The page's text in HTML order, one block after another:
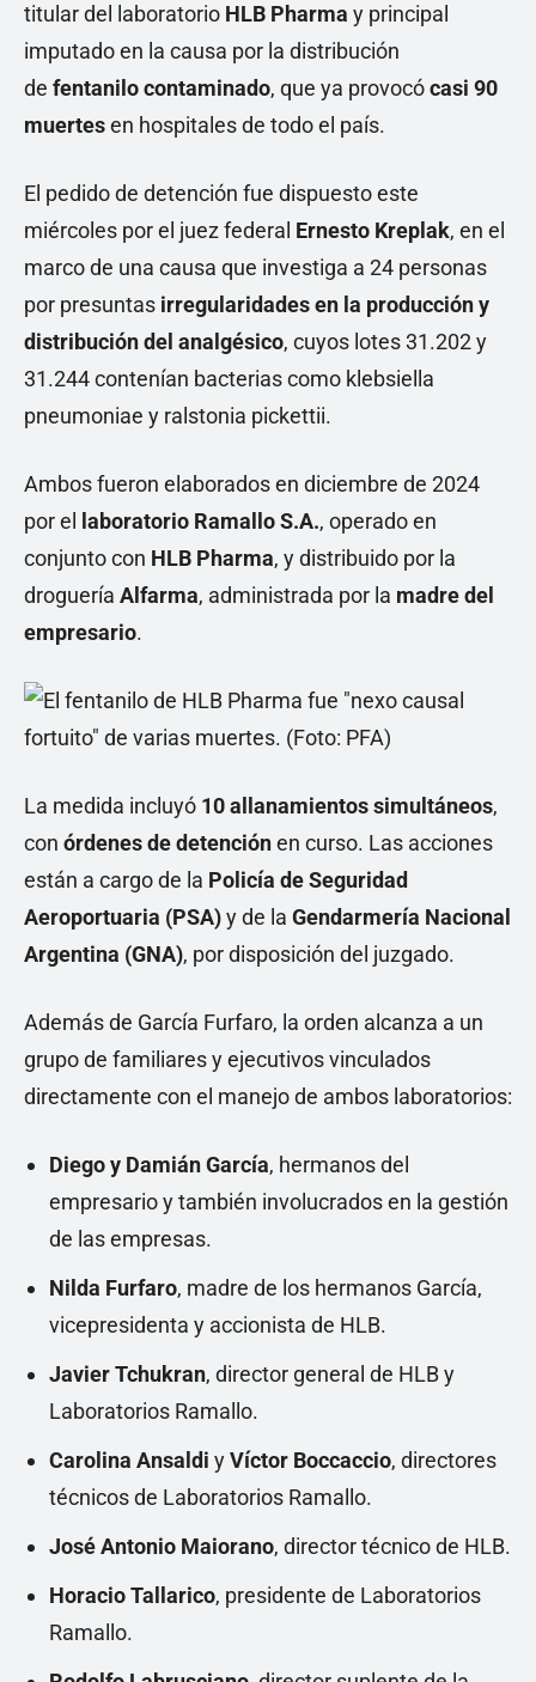
titular del laboratorio HLB Pharma y principal
imputado en la causa por la distribución
de fentanilo contaminado, que ya provocócasi 90
muertesen hospitales de todo el país.
El pedido de detención fue dispuesto este
miércoles por el juez federal Ernesto Kreplak, en el
marco de una causa que investiga a 24 personas
por presuntas irregularidades en la producción y
distribución del analgésico, cuyos lotes 31.202 y
31.244 contenían bacterias como klebsiella
pneumoniae y ralstonia pickettii.
Ambos fueron elaborados en diciembre de 2024
por el
laboratorio Ramallo S.A., operado en
conjunto con HLB Pharma, y distribuido por la
droguería Alfarma, administrada por la madre del
empresario.
La medida incluyó 10 allanamientos simultáneos,
con órdenes de detenciónen curso. Las acciones
están a cargo de la Policía de Seguridad
Aeroportuaria (PSA)y de la Gendarmería Nacional
Argentina (GNA), por disposición del juzgado.
Además de García Furfaro, la orden alcanza a un
grupo de familiares y ejecutivos vinculados
directamente con el manejo de ambos laboratorios:
Diego y Damián García, hermanos del
empresario y también involucrados en la gestión
de las empresas.
Nilda Furfaro, madre de los hermanos García,
vicepresidenta y accionista de HLB.
Javier Tchukran, director general de HLB y
Laboratorios Ramallo.
Carolina Ansaldi yVíctor Boccaccio, directores
técnicos de Laboratorios Ramallo.
José Antonio Maiorano, director técnico de HLB.
Horacio Tallarico, presidente de Laboratorios
Ramallo.